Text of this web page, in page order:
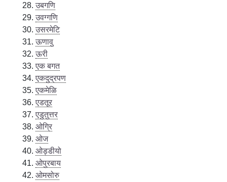
उबगणि
उवग्गणि
उसरमेटि
ऊणावु
ऊरी
एक बगत
एकदुद्रपण
एकमेळि
एडतूर
एडुतुत्तर
ओग्रि
ओज
ओड्डीयो
ओपुरबाय
ओमसोरु